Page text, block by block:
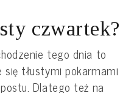
czwartek?
tego dnia to
tłustymi pokarmami
Dlatego też na